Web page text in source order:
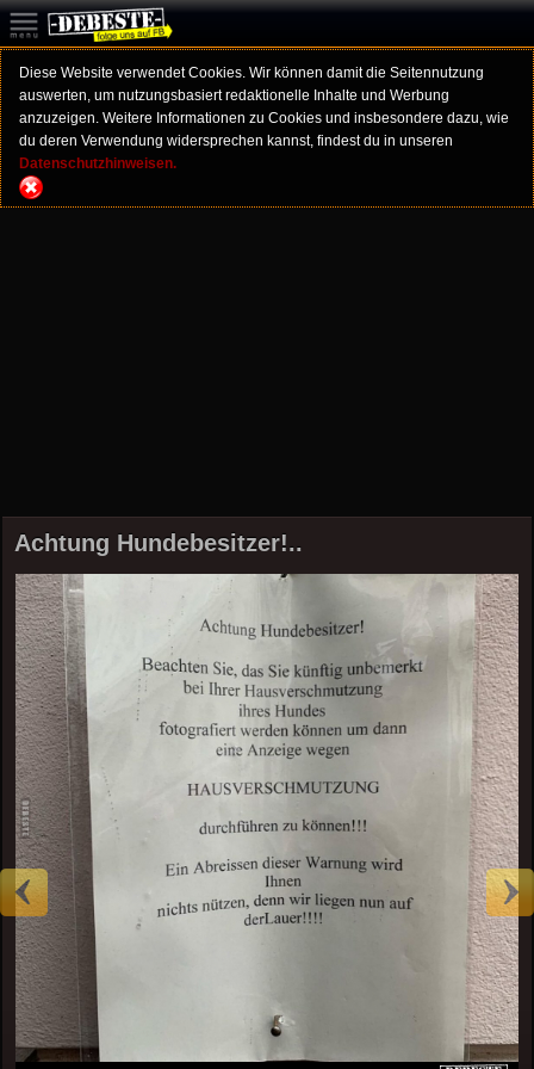
Diese Website verwendet Cookies. Wir können damit die Seitennutzung
auswerten, um nutzungsbasiert redaktionelle Inhalte und Werbung
anzuzeigen. Weitere Informationen zu Cookies und insbesondere dazu, wie
du deren Verwendung widersprechen kannst, findest du in unseren
Datenschutzhinweisen.
Achtung Hundebesitzer!..